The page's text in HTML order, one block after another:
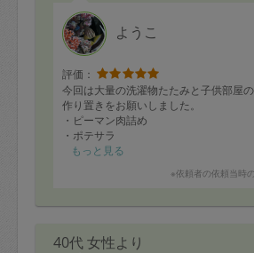
ようこ
評価：
今回は大量の洗濯物たたみと子供部屋
作り置きをお願いしました。
・ピーマン肉詰め
・ポテサラ
・キャロットラぺ
子供部屋のお掃除は子供と一緒にしてく
もっと見る
※依頼者の依頼当時
40代 女性より